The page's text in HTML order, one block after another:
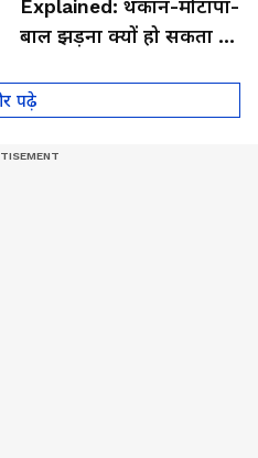
Explained: थकान-मोटापा-
बाल झड़ना क्यों हो सकता है
Anju Gupta
पढ़े